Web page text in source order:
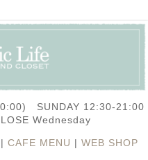
SUNDAY 12:30-21:00
Wednesday
| CAFE MENU | WEB SHOP